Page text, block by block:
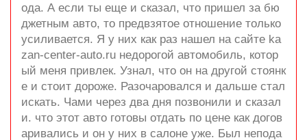
ода. А если ты еще и сказал, что пришел за бю
джетным авто, то предвзятое отношение только
усиливается. Я у них как раз нашел на сайте ka
zan-center-auto.ru недорогой автомобиль, котор
ый меня привлек. Узнал, что он на другой стоянк
е и стоит дороже. Разочаровался и дальше стал
искать. Чами через два дня позвонили и сказал
и. что этот авто готовы отдать по цене как догов
аривались и он у них в салоне уже. Был непода